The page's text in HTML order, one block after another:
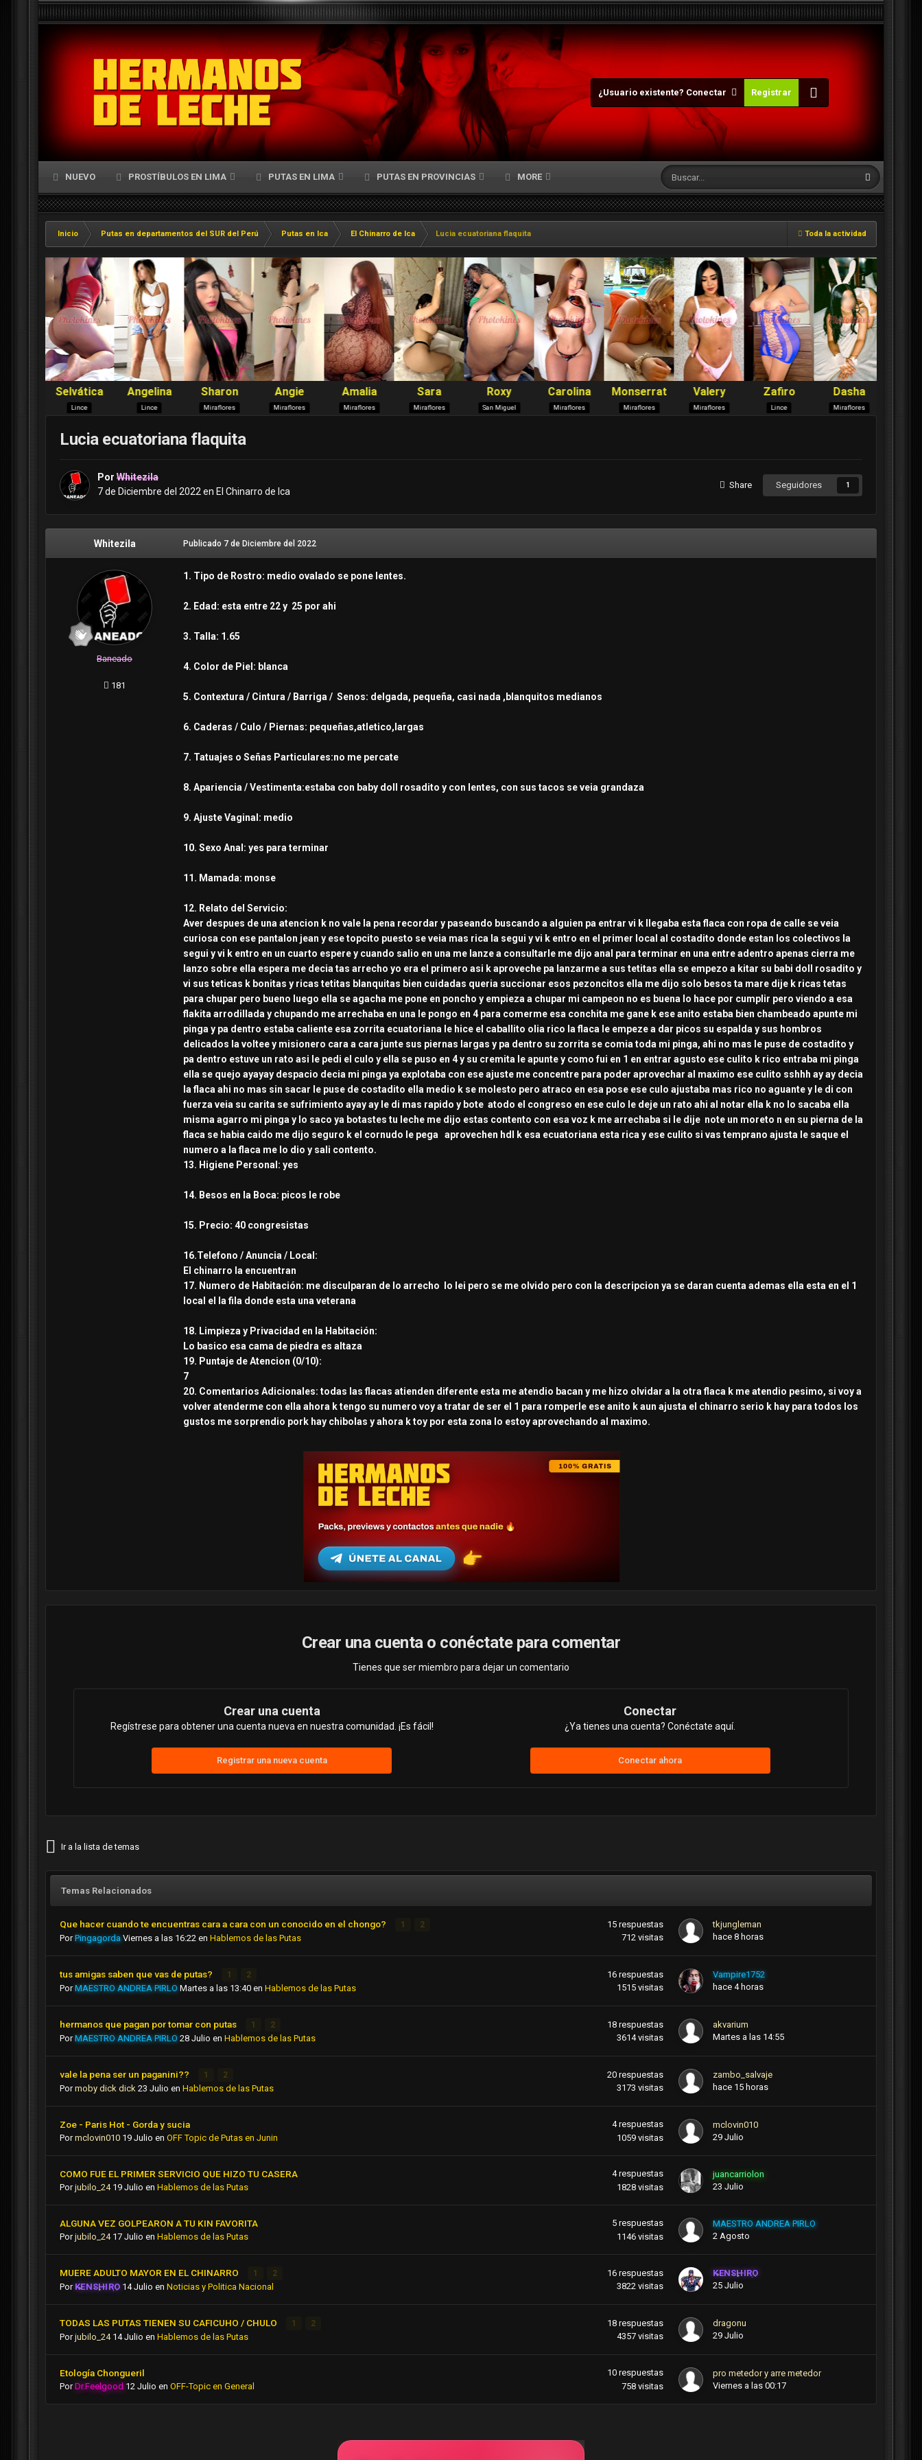
¿Usuario existente? Conectar Registrar
NUEVO PROSTÍBULOS EN LIMA PUTAS EN LIMA PUTAS EN PROVINCIAS MORE
Toda la actividad
Inicio Putas en departamentos del SUR del Perú Putas en Ica El Chinarro de Ica Lucia ecuatoriana flaquita
Lucia ecuatoriana flaquita
Por Whitezila
7 de Diciembre del 2022en El Chinarro de Ica
Share Seguidores 1
Whitezila
Baneado
181
Publicado 7 de Diciembre del 2022
1. Tipo de Rostro: medio ovalado se pone lentes.
2. Edad: esta entre 22 y 25 por ahi
3. Talla: 1.65
4. Color de Piel: blanca
5. Contextura / Cintura / Barriga / Senos: delgada, pequeña, casi nada ,blanquitos medianos
6. Caderas / Culo / Piernas: pequeñas,atletico,largas
7. Tatuajes o Señas Particulares:no me percate
8. Apariencia / Vestimenta:estaba con baby doll rosadito y con lentes, con sus tacos se veia grandaza
9. Ajuste Vaginal: medio
10. Sexo Anal: yes para terminar
11. Mamada: monse
12. Relato del Servicio:
Aver despues de una atencion k no vale la pena recordar y paseando buscando a alguien pa entrar vi k llegaba esta flaca con ropa de calle se veia
curiosa con ese pantalon jean y ese topcito puesto se veia mas rica la segui y vi k entro en el primer local al costadito donde estan los colectivos la
segui y vi k entro en un cuarto espere y cuando salio en una me lanze a consultarle me dijo anal para terminar en una entre adentro apenas cierra me
lanzo sobre ella espera me decia tas arrecho yo era el primero asi k aproveche pa lanzarme a sus tetitas ella se empezo a kitar su babi doll rosadito y
vi sus teticas k bonitas y ricas tetitas blanquitas bien cuidadas queria succionar esos pezoncitos ella me dijo solo besos ta mare dije k ricas tetas
para chupar pero bueno luego ella se agacha me pone en poncho y empieza a chupar mi campeon no es buena lo hace por cumplir pero viendo a esa
flakita arrodillada y chupando me arrechaba en una le pongo en 4 para comerme esa conchita me gane k ese anito estaba bien chambeado apunte mi
pinga y pa dentro estaba caliente esa zorrita ecuatoriana le hice el caballito olia rico la flaca le empeze a dar picos su espalda y sus hombros
delicados la voltee y misionero cara a cara junte sus piernas largas y pa dentro su zorrita se comia toda mi pinga, ahi no mas le puse de costadito y
pa dentro estuve un rato asi le pedi el culo y ella se puso en 4 y su cremita le apunte y como fui en 1 en entrar agusto ese culito k rico entraba mi pinga
ella se quejo ayayay despacio decia mi pinga ya explotaba con ese ajuste me concentre para poder aprovechar al maximo ese culito sshhh ay ay decia
la flaca ahi no mas sin sacar le puse de costadito ella medio k se molesto pero atraco en esa pose ese culo ajustaba mas rico no aguante y le di con
fuerza veia su carita se sufrimiento ayay ay le di mas rapido y bote atodo el congreso en ese culo le deje un rato ahi al notar ella k no lo sacaba ella
misma agarro mi pinga y lo saco ya botastes tu leche me dijo estas contento con esa voz k me arrechaba si le dije note un moreto n en su pierna de la
flaca se habia caido me dijo seguro k el cornudo le pega aprovechen hdl k esa ecuatoriana esta rica y ese culito si vas temprano ajusta le saque el
numero a la flaca me lo dio y sali contento.
13. Higiene Personal: yes
14. Besos en la Boca: picos le robe
15. Precio: 40 congresistas
16.Telefono / Anuncia / Local:
El chinarro la encuentran
17. Numero de Habitación: me disculparan de lo arrecho lo lei pero se me olvido pero con la descripcion ya se daran cuenta ademas ella esta en el 1
local el la fila donde esta una veterana
18. Limpieza y Privacidad en la Habitación:
Lo basico esa cama de piedra es altaza
19. Puntaje de Atencion (0/10):
7
20. Comentarios Adicionales: todas las flacas atienden diferente esta me atendio bacan y me hizo olvidar a la otra flaca k me atendio pesimo, si voy a
volver atenderme con ella ahora k tengo su numero voy a tratar de ser el 1 para romperle ese anito k aun ajusta el chinarro serio k hay para todos los
gustos me sorprendio pork hay chibolas y ahora k toy por esta zona lo estoy aprovechando al maximo.
Crear una cuenta o conéctate para comentar
Tienes que ser miembro para dejar un comentario
Crear una cuenta
Regístrese para obtener una cuenta nueva en nuestra comunidad. ¡Es fácil!
Registrar una nueva cuenta
Conectar
¿Ya tienes una cuenta? Conéctate aquí.
Conectar ahora
Ir a la lista de temas
Temas Relacionados
Que hacer cuando te encuentras cara a cara con un conocido en el chongo? 1 2
PorPingagorda Viernes a las 16:22 en Hablemos de las Putas
15 respuestas
712 visitas
tkjungleman
hace 8 horas
tus amigas saben que vas de putas? 1 2
PorMAESTRO ANDREA PIRLO Martes a las 13:40 en Hablemos de las Putas
16 respuestas
1515 visitas
Vampire1752
hace 4 horas
hermanos que pagan por tomar con putas 1 2
PorMAESTRO ANDREA PIRLO 28 Julio en Hablemos de las Putas
18 respuestas
3614 visitas
akvarium
Martes a las 14:55
vale la pena ser un paganini?? 1 2
Pormoby dick dick 23 Julio en Hablemos de las Putas
20 respuestas
3173 visitas
zambo_salvaje
hace 15 horas
Zoe - Paris Hot - Gorda y sucia
Pormclovin010 19 Julio en OFF Topic de Putas en Junin
4 respuestas
1059 visitas
mclovin010
29 Julio
COMO FUE EL PRIMER SERVICIO QUE HIZO TU CASERA
Porjubilo_24 19 Julio en Hablemos de las Putas
4 respuestas
1828 visitas
juancarriolon
23 Julio
ALGUNA VEZ GOLPEARON A TU KIN FAVORITA
Porjubilo_24 17 Julio en Hablemos de las Putas
5 respuestas
1146 visitas
MAESTRO ANDREA PIRLO
2 Agosto
MUERE ADULTO MAYOR EN EL CHINARRO 1 2
Por KENSHIRO 14 Julio enNoticias y Politica Nacional
16 respuestas
3822 visitas
KENSHIRO
25 Julio
TODAS LAS PUTAS TIENEN SU CAFICUHO / CHULO 1 2
Porjubilo_24 14 Julio en Hablemos de las Putas
18 respuestas
4357 visitas
dragonu
29 Julio
Etología Chongueril
PorDr.Feelgood 12 Julio en OFF-Topic en General
10 respuestas
758 visitas
pro metedor y arre metedor
Viernes a las 00:17